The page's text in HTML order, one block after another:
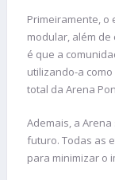
Primeiramente, o
modular, além de
é que a
utilizando-a
total da Arena
Ademais, a
futuro. Todas as
para minimizar o